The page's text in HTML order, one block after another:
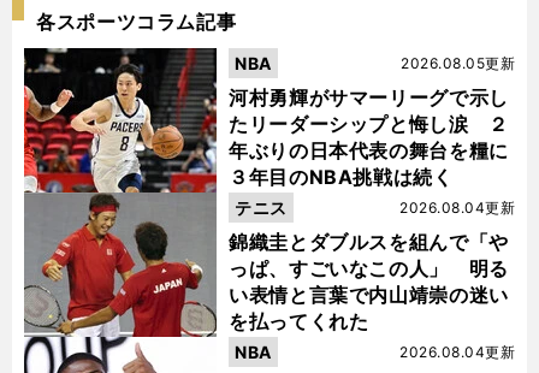
各スポーツコラム記事
河村勇輝がサマーリーグで示し
たリーダーシップと悔し涙 ２
年ぶりの日本代表の舞台を糧に
３年目のNBA挑戦は続く
2026.08.05更新
NBA
錦織圭とダブルスを組んで「や
っぱ、すごいなこの人」 明る
い表情と言葉で内山靖崇の迷い
を払ってくれた
2026.08.04更新
テニス
2026.08.04更新
NBA